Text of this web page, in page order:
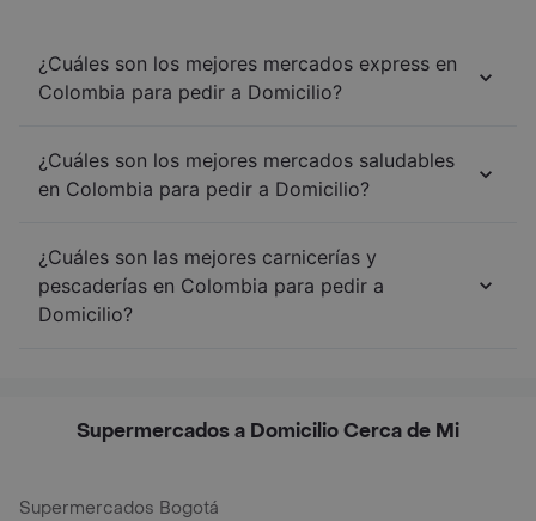
¿Cuáles son los mejores mercados express en
Colombia para pedir a Domicilio?
¿Cuáles son los mejores mercados saludables
en Colombia para pedir a Domicilio?
¿Cuáles son las mejores carnicerías y
pescaderías en Colombia para pedir a
Domicilio?
Supermercados a Domicilio Cerca de Mi
Supermercados Bogotá